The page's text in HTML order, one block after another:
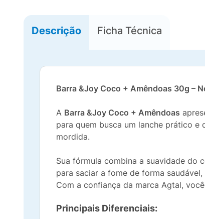
Descrição Ficha Técnica
Barra &Joy Coco + Amêndoas 30g –
A Barra &Joy Coco + Amêndoas
para quem busca um lanche prático e
mordida.
Sua fórmula combina a suavidade do
para saciar a fome de forma
Com a confiança da marca Agtal,
Principais Diferenciais: